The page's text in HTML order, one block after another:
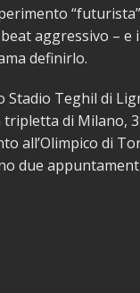
aggressivo – e
definirlo.
Stadio Teghil di
di Milano, 3
all’Olimpico di
due